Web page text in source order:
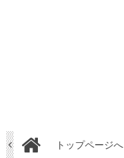
トップページへ